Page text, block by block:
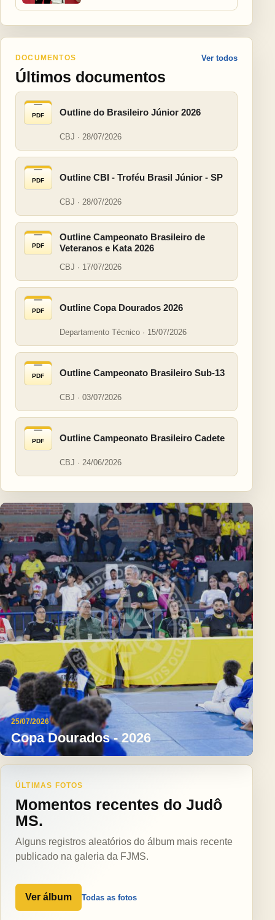
DOCUMENTOS
Últimos documentos
Ver todos
PDF Outline do Brasileiro Júnior 2026
CBJ · 28/07/2026
PDF Outline CBI - Troféu Brasil Júnior - SP
CBJ · 28/07/2026
PDF
Outline Campeonato Brasileiro de
Veteranos e Kata 2026
CBJ · 17/07/2026
PDF Outline Copa Dourados 2026
Departamento Técnico · 15/07/2026
PDF Outline Campeonato Brasileiro Sub-13
CBJ · 03/07/2026
PDF Outline Campeonato Brasileiro Cadete
CBJ · 24/06/2026
25/07/2026
Copa Dourados - 2026
ÚLTIMAS FOTOS
Momentos recentes do Judô
MS.
Alguns registros aleatórios do álbum mais recente
publicado na galeria da FJMS.
Ver álbum Todas as fotos